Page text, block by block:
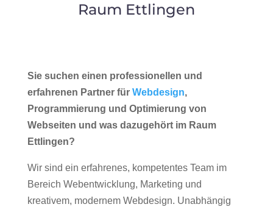
Raum Ettlingen
Sie suchen einen professionellen und
erfahrenen Partner für Webdesign,
Programmierung und Optimierung von
Webseiten und was dazugehört im Raum
Ettlingen?
Wir sind ein erfahrenes, kompetentes Team im
Bereich Webentwicklung, Marketing und
kreativem, modernem Webdesign. Unabhängig